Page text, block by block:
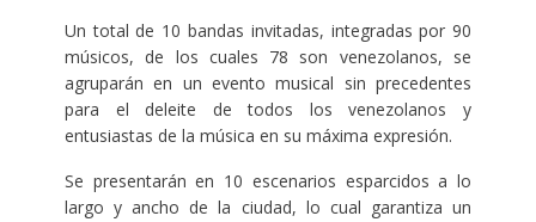
Un total de 10 bandas invitadas, integradas por 90
músicos, de los cuales 78 son venezolanos, se
agruparán en un evento musical sin precedentes
para el deleite de todos los venezolanos y
entusiastas de la música en su máxima expresión.
Se presentarán en 10 escenarios esparcidos a lo
largo y ancho de la ciudad, lo cual garantiza un